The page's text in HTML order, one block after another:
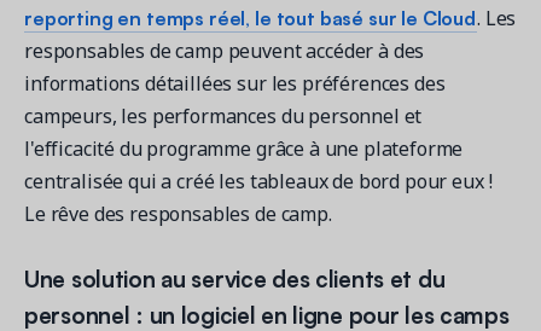
reporting en temps réel, le tout basé sur le Cloud. Les
responsables de camp peuvent accéder à des
informations détaillées sur les préférences des
campeurs, les performances du personnel et
l'efficacité du programme grâce à une plateforme
centralisée qui a créé les tableaux de bord pour eux !
Le rêve des responsables de camp.
Une solution au service des clients et du
personnel : un logiciel en ligne pour les camps